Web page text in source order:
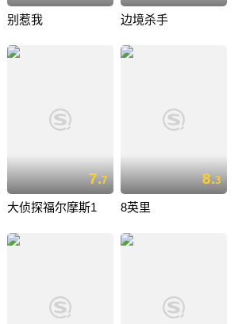
别惹我 边境杀手
7.7
大侦探福尔摩斯1
8.3
8英里